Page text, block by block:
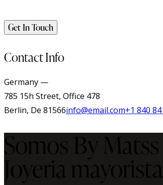
Contact Info
Germany —
785 15h Street, Office 478
Berlin, De 81566info@email.com+1 840
Somos By Matss
Joyeria mayorista